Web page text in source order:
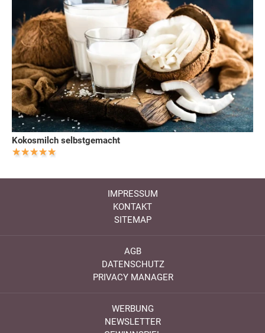
Kokosmilch selbstgemacht
IMPRESSUM
KONTAKT
SITEMAP
AGB
DATENSCHUTZ
PRIVACY MANAGER
WERBUNG
NEWSLETTER